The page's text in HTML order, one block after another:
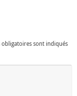
obligatoires sont indiqués